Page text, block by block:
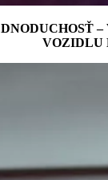
VOZIDLU